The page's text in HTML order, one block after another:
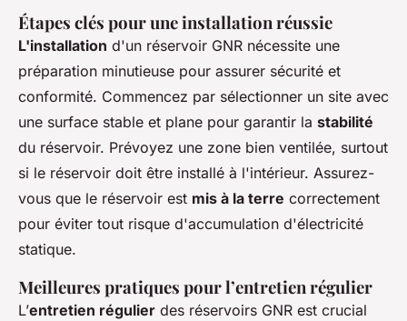
Étapes clés pour une installation réussie
L'installation d'un réservoir GNR nécessite une
préparation minutieuse pour assurer sécurité et
conformité. Commencez par sélectionner un site avec
une surface stable et plane pour garantir la stabilité
du réservoir. Prévoyez une zone bien ventilée, surtout
si le réservoir doit être installé à l'intérieur. Assurez-
vous que le réservoir est mis à la terre correctement
pour éviter tout risque d'accumulation d'électricité
statique.
Meilleures pratiques pour l’entretien régulier
L’entretien régulier des réservoirs GNR est crucial